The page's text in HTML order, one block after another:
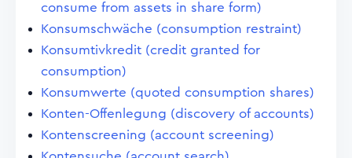
consume from assets in share form)
Konsumschwäche (consumption restraint)
Konsumtivkredit (credit granted for
consumption)
Konsumwerte (quoted consumption shares)
Konten-Offenlegung (discovery of accounts)
Kontenscreening (account screening)